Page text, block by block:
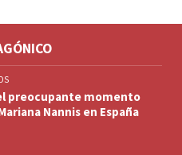
preocupante momento
Nannis en España